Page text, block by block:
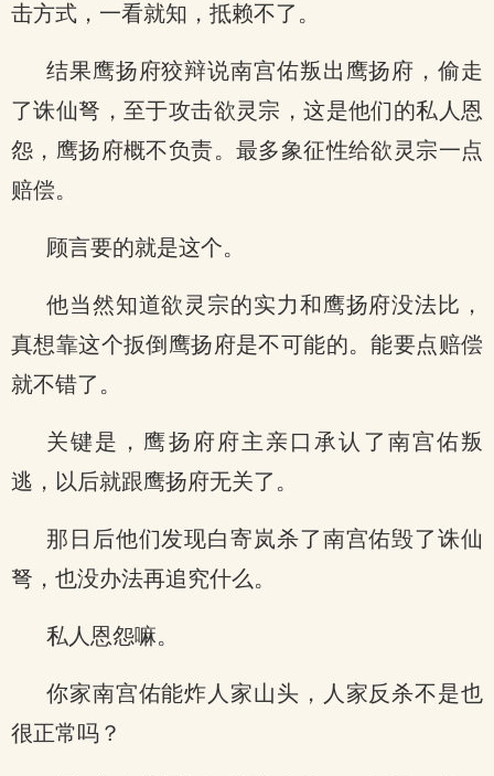
击方式，一看就知，抵赖不了。
结果鹰扬府狡辩说南宫佑叛出鹰扬府，偷走
了诛仙弩，至于攻击欲灵宗，这是他们的私人恩
怨，鹰扬府概不负责。最多象征性给欲灵宗一点
赔偿。
顾言要的就是这个。
他当然知道欲灵宗的实力和鹰扬府没法比，
真想靠这个扳倒鹰扬府是不可能的。能要点赔偿
就不错了。
关键是，鹰扬府府主亲口承认了南宫佑叛
逃，以后就跟鹰扬府无关了。
那日后他们发现白寄岚杀了南宫佑毁了诛仙
弩，也没办法再追究什么。
私人恩怨嘛。
你家南宫佑能炸人家山头，人家反杀不是也
很正常吗？